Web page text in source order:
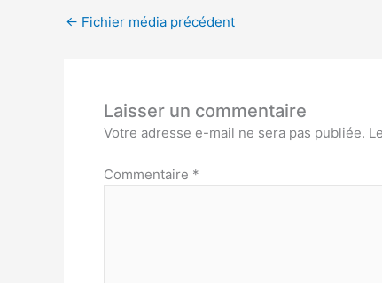
← Fichier média précédent
Laisser un commentaire
Votre adresse e-mail ne sera pas publiée.
Commentaire *